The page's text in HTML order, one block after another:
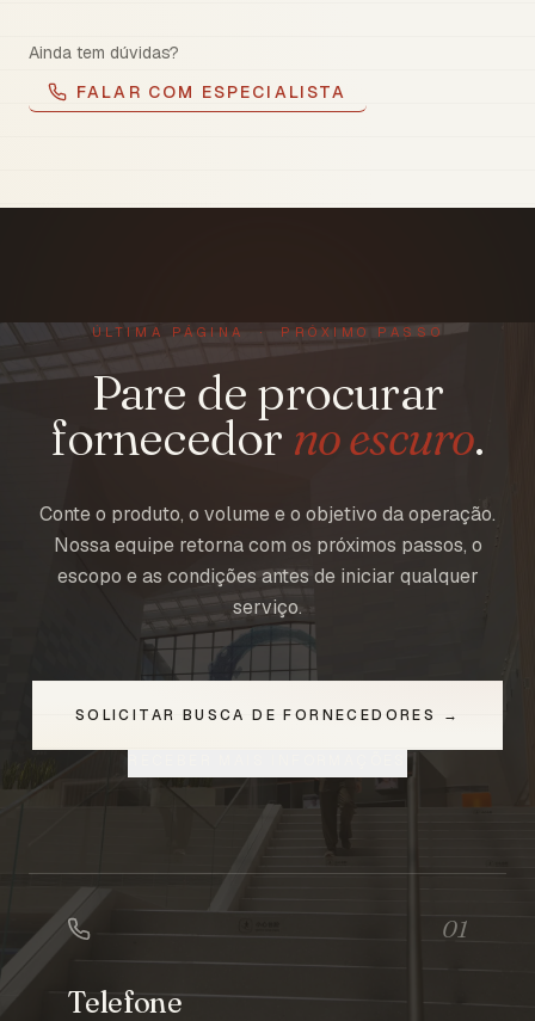
Ainda tem dúvidas?
FALAR COM ESPECIALISTA
ÚLTIMA PÁGINA · PRÓXIMO PASSO
Pare de procurar
fornecedor no escuro.
Conte o produto, o volume e o objetivo da operação.
Nossa equipe retorna com os próximos passos, o
escopo e as condições antes de iniciar qualquer
serviço.
SOLICITAR BUSCA DE FORNECEDORES →
01
Telefone